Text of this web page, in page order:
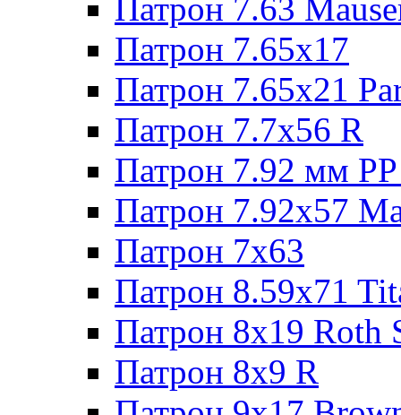
Патрон 7.63
Патрон 7.65x17
Патрон 7.65x21
Патрон 7.7x56 R
Патрон 7.92 мм
Патрон 7.92x57
Патрон 7x63
Патрон 8.59x71
Патрон 8x19 Roth
Патрон 8x9 R